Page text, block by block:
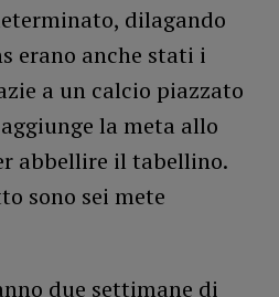
dilagando
erano anche stati i
a un calcio piazzato
la meta allo
abbellire il tabellino.
sono sei mete
due settimane di